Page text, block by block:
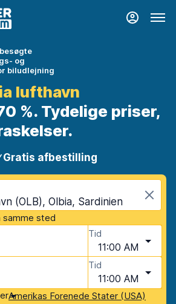
og
biludlejning
lufthavn
%. Tydelige priser,
Gratis afbestilling
(OLB), Olbia, Sardinien
samme sted
Tid
11:00 AM
Tid
11:00 AM
Amerikas Forenede Stater (USA)